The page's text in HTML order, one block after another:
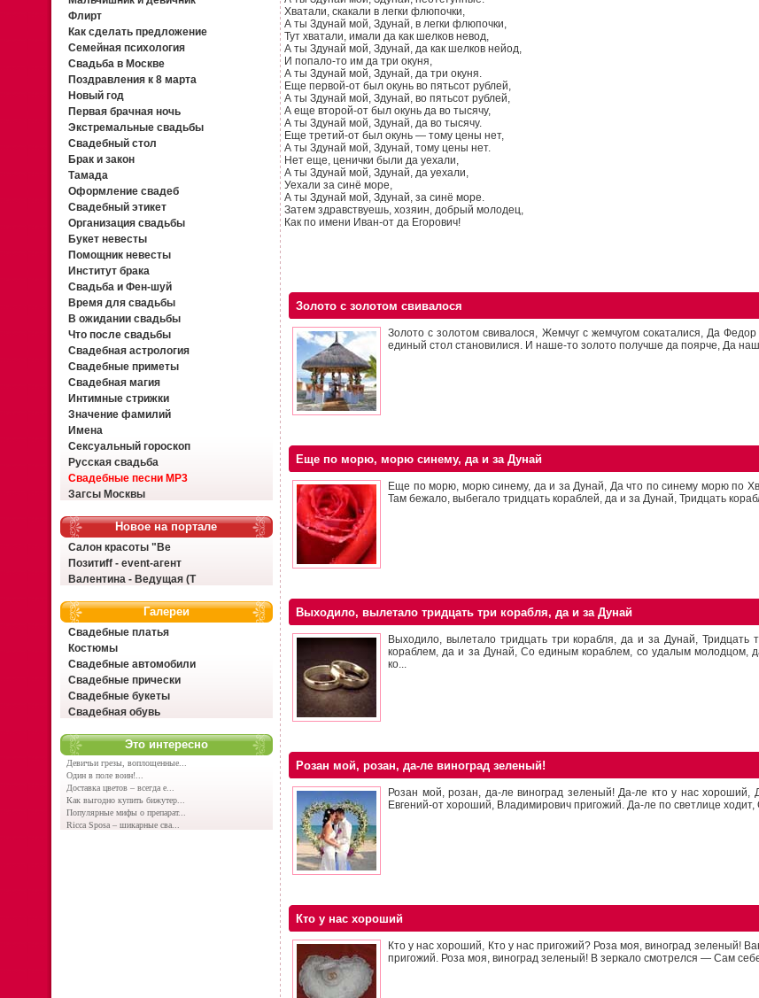
Флирт
Как сделать предложение
Семейная психология
Свадьба в Москве
Поздравления к 8 марта
Новый год
Первая брачная ночь
Экстремальные свадьбы
Свадебный стол
Брак и закон
Тамада
Оформление свадеб
Свадебный этикет
Организация свадьбы
Букет невесты
Помощник невесты
Институт брака
Свадьба и Фен-шуй
Время для свадьбы
В ожидании свадьбы
Что после свадьбы
Свадебная астрология
Свадебные приметы
Свадебная магия
Интимные стрижки
Значение фамилий
Имена
Сексуальный гороскоп
Русская свадьба
Свадебные песни MP3
Загсы Москвы
Новое на портале
Салон красоты "Ве
Позитиff - event-агент
Валентина - Ведущая (Т
Галереи
Свадебные платья
Костюмы
Свадебные автомобили
Свадебные прически
Свадебные букеты
Свадебная обувь
Это интересно
Девичьи грезы, воплощенные...
Один в поле воин!...
Доставка цветов – всегда е...
Как выгодно купить бижутер...
Популярные мифы о препарат...
Ricca Sposa – шикарные сва...
Хватали, скакали в легки флюпочки,
А ты Здунай мой, Здунай, в легки флюпочки,
Тут хватали, имали да как шелков невод,
А ты Здунай мой, Здунай, да как шелков нейод,
И попало-то им да три окуня,
А ты Здунай мой, Здунай, да три окуня.
Еще первой-от был окунь во пятьсот рублей,
А ты Здунай мой, Здунай, во пятьсот рублей,
А еще второй-от был окунь да во тысячу,
А ты Здунай мой, Здунай, да во тысячу.
Еще третий-от был окунь — тому цены нет,
А ты Здунай мой, Здунай, тому цены нет.
Нет еще, ценички были да уехали,
А ты Здунай мой, Здунай, да уехали,
Уехали за синё море,
А ты Здунай мой, Здунай, за синё море.
Затем здравствуешь, хозяин, добрый молодец,
Как по имени Иван-от да Егорович!
Золото с золотом свивалося
Золото с золотом свивалося, Жемчуг с жемчугом сокаталися, Да
единый стол становилися. И наше-то золото получше да поярче, Да
Еще по морю, морю синему, да и за Дунай
Еще по морю, морю синему, да и за Дунай, Да что по синему морю по
Там бежало, выбегало тридцать кораблей, да и за Дунай, Тридцать
Выходило, вылетало тридцать три корабля, да и за Дунай
Выходило, вылетало тридцать три корабля, да и за Дунай, Тридцать
кораблем, да и за Дунай, Со единым кораблем, со удалым молодцом,
ко...
Розан мой, розан, да-ле виноград зеленый!
Розан мой, розан, да-ле виноград зеленый! Да-ле кто у нас хороший,
Евгений-от хороший, Владимирович пригожий. Да-ле по светлице ходит,
Кто у нас хороший
Кто у нас хороший, Кто у нас пригожий? Роза моя, виноград зеленый!
пригожий. Роза моя, виноград зеленый! В зеркало смотрелся — Сам